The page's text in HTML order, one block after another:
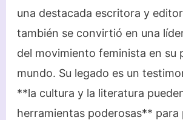
una destacada escritora y
también se convirtió en una
del movimiento feminista en su
mundo. Su legado es un
**la cultura y la literatura
herramientas poderosas** para